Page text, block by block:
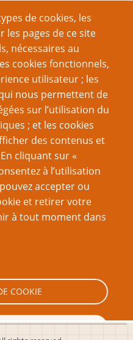
de cookies, les
les pages de ce site
nécessaires au
cookies fonctionnels,
utilisateur ; les
nous permettent de
sur l’utilisation du
; et les cookies
des contenus et
cliquant sur «
à l’utilisation
accepter ou
et retirer votre
à tout moment dans
COOKIE